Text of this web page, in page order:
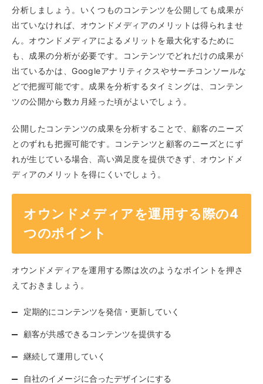
分析しましょう。いくつものコンテンツを公開しても成果が
出ていなければ、オウンドメディアのメリットは得られませ
ん。オウンドメディアによるメリットを最大化するために
も、成果の分析が必要です。コンテンツでどれだけの成果が
出ているかは、Googleアナリティクスやサーチコンソールな
どで把握可能です。成果を分析するタイミングは、コンテン
ツの公開から数カ月経った頃がよいでしょう。
公開したコンテンツの成果を分析することで、顧客のニーズ
とのずれも把握可能です。コンテンツと顧客のニーズとにず
れが生じている場合、高い満足度を提供できず、オウンドメ
ディアのメリットを得にくいでしょう。
オウンドメディアを運用する際の4
つのポイント
オウンドメディアを運用する際は次のようなポイントを押さ
えておきましょう。
定期的にコンテンツを発信・更新していく
顧客が共感できるコンテンツを提供する
継続して運用していく
自社のイメージに合ったデザインにする